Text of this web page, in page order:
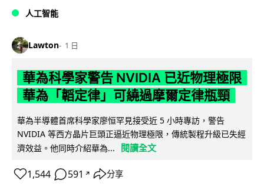
人工智能
Lawton 1 日
華為科學家警告 NVIDIA 已近物理極限
華為「韜定律」可繞過摩爾定律瓶頸
華為半導體首席科學家廖恒罕見接受近 5 小時專訪，警告
NVIDIA 等西方晶片巨頭正逼近物理極限，傳統製程升級已失經
濟效益。他同時介紹華為...
閱讀全文
1,544 591 ↗ 分享